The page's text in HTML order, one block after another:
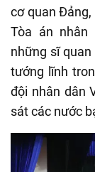
cơ quan
Tòa án nhân
những sĩ
tướng lĩnh
đội nhân dân
sát các nước